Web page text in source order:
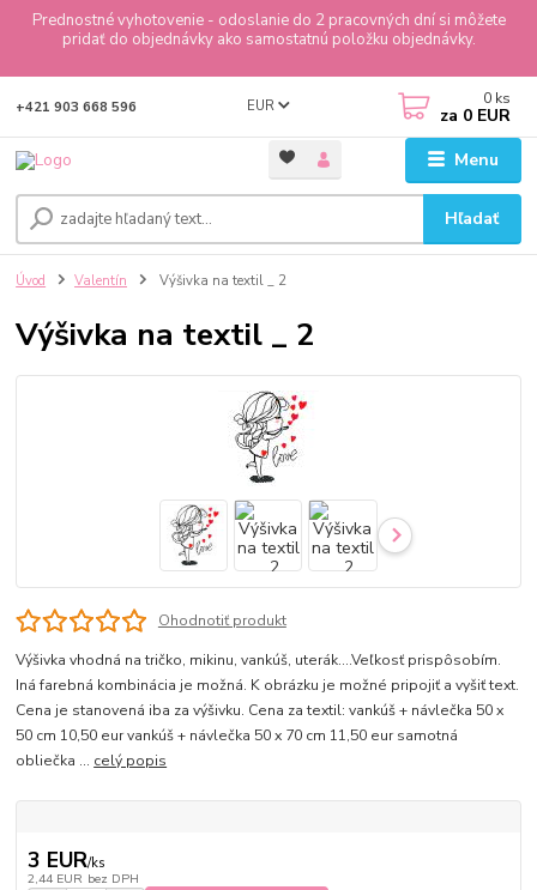
Prednostné vyhotovenie - odoslanie do 2 pracovných dní si môžete
pridať do objednávky ako samostatnú položku objednávky.
Menu
EUR
Hľadať
+421 903 668 596 0 ks
za 0 EUR
Úvod Valentín Výšivka na textil _ 2
Výšivka na textil _ 2
Ohodnotiť produkt
Výšivka vhodná na tričko, mikinu, vankúš, uterák....Veľkosť prispôsobím.
Iná farebná kombinácia je možná. K obrázku je možné pripojiť a vyšiť text.
Cena je stanovená iba za výšivku. Cena za textil: vankúš + návlečka 50 x
50 cm 10,50 eur vankúš + návlečka 50 x 70 cm 11,50 eur samotná
obliečka ... celý popis
3 EUR/ks
2,44 EUR bez DPH